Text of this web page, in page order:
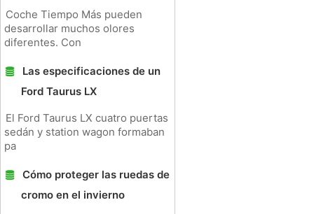
Coche Tiempo Más pueden
desarrollar muchos olores
diferentes. Con
Las especificaciones de un
Ford Taurus LX
El Ford Taurus LX cuatro puertas
sedán y station wagon formaban
pa
Cómo proteger las ruedas de
cromo en el invierno